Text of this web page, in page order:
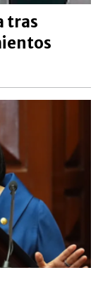
tras